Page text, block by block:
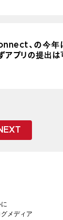
、の今年
アプリの提出は
メディア